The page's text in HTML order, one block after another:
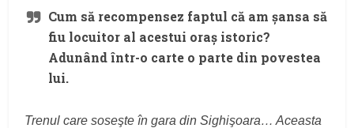
Cum să recompensez faptul că am șansa să
fiu locuitor al acestui oraș istoric?
Adunând într-o carte o parte din povestea
lui.
Trenul care soseşte în gara din Sighişoara… Aceasta